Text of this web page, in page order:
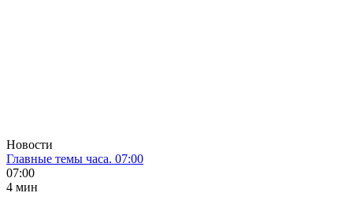
Новости
Главные темы часа. 07:00
07:00
4 мин